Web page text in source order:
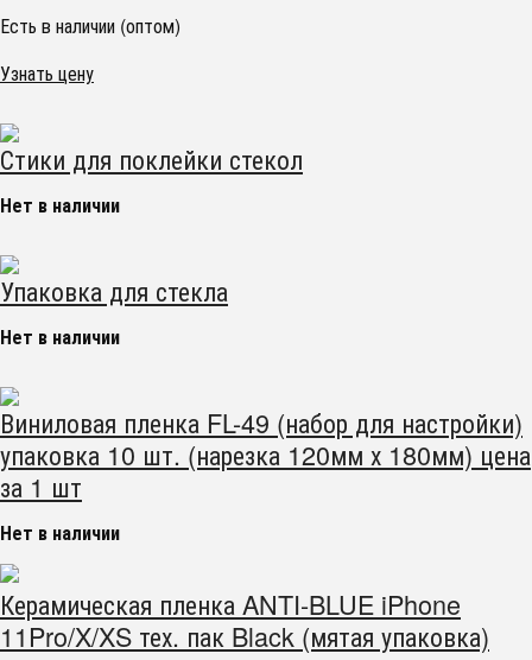
Есть в наличии (оптом)
Узнать цену
Стики для поклейки стекол
Нет в наличии
Упаковка для стекла
Нет в наличии
Виниловая пленка FL-49 (набор для настройки)
упаковка 10 шт. (нарезка 120мм х 180мм) цена
за 1 шт
Нет в наличии
Керамическая пленка ANTI-BLUE iPhone
11Pro/X/XS тех. пак Black (мятая упаковка)